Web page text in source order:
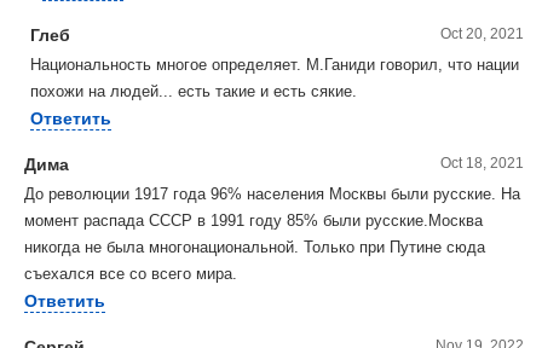
Глеб Oct 20, 2021
Национальность многое определяет. М.Ганиди говорил, что нации
похожи на людей... есть такие и есть сякие.
Ответить
Дима Oct 18, 2021
До революции 1917 года 96% населения Москвы были русские. На
момент распада СССР в 1991 году 85% были русские.Москва
никогда не была многонациональной. Только при Путине сюда
съехался все со всего мира.
Ответить